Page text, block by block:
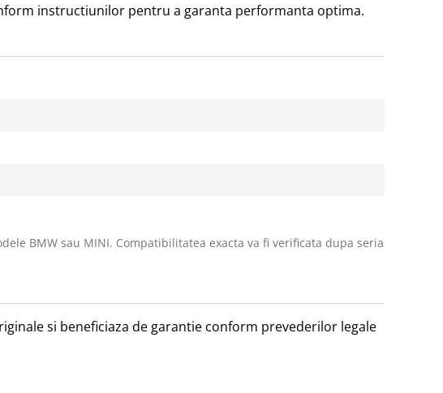
instructiunilor pentru a garanta performanta optima.
BMW sau MINI. Compatibilitatea exacta va fi verificata dupa seria
si beneficiaza de garantie conform prevederilor legale